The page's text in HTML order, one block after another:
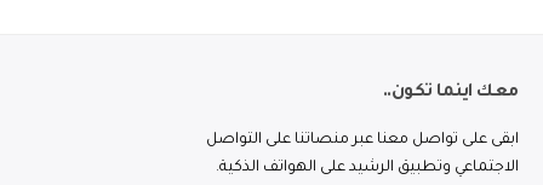
معك اينما تكون..
ابقى على تواصل معنا عبر منصاتنا على التواصل
الاجتماعي وتطبيق الرشيد على الهواتف الذكية.